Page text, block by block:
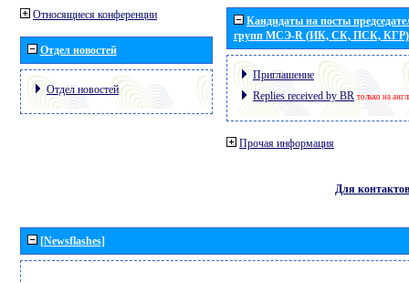
Относящиеся конференции
Отдел новостей
Отдел новостей
Кандидаты на посты
групп МСЭ-R (ИК, СК, ПСК, КГР)
Приглашение
Replies received by BR только на
Прочая информация
Для контактов
[Newsflashes]